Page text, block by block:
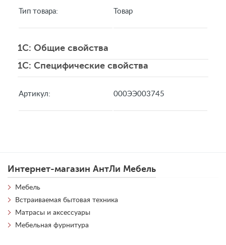
Тип товара: Товар
1C: Общие свойства
1C: Специфические свойства
Артикул: 000ЭЭ003745
Интернет-магазин АнтЛи Мебель
Мебель
Встраиваемая бытовая техника
Матрасы и аксессуары
Мебельная фурнитура